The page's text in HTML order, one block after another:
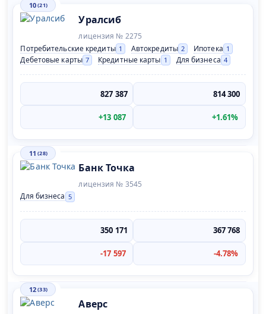
10(21)
Уралсиб
лицензия № 2275
Потребительские кредиты 1 Автокредиты 2 Ипотека 1
Дебетовые карты 7 Кредитные карты 1 Для бизнеса 4
827 387 814 300
+13 087 +1.61%
11 (28)
Банк Точка
лицензия № 3545
Для бизнеса 5
350 171 367 768
-17 597 -4.78%
12(33)
Аверс